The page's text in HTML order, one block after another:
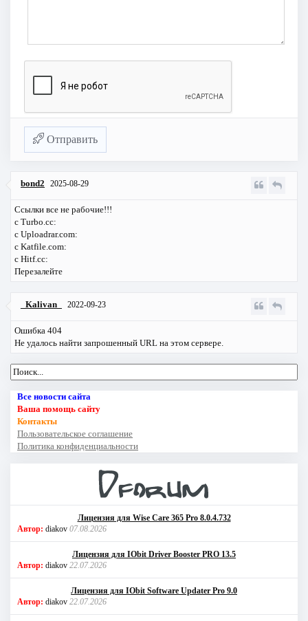
Отправить
bond2 2025-08-29
Ссылки все не рабочие!!!
с Turbo.cc:
с Uploadrar.com:
с Katfile.com:
с Hitf.cc:
Перезалейте
_Kalivan_ 2022-09-23
Ошибка 404
Не удалось найти запрошенный URL на этом сервере.
Все новости сайта
Ваша помощь сайту
Контакты
Пользовательское соглашение
Политика конфиденциальности
Лицензия для Wise Care 365 Pro 8.0.4.732
Автор: diakov 07.08.2026
Лицензия для IObit Driver Booster PRO 13.5
Автор: diakov 22.07.2026
Лицензия для IObit Software Updater Pro 9.0
Автор: diakov 22.07.2026